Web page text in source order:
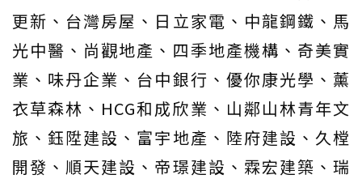
更新、台灣房屋、日立家電、中龍鋼鐵、馬
光中醫、尚觀地產、四季地產機構、奇美實
業、味丹企業、台中銀行、優你康光學、薰
衣草森林、HCG和成欣業、山鄰山林青年文
旅、鈺陞建設、富宇地產、陸府建設、久樘
開發、順天建設、帝璟建設、霖宏建築、瑞